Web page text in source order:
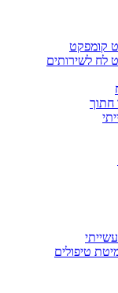
קומפקט
לח לשירותים
חתוך
טיפולים